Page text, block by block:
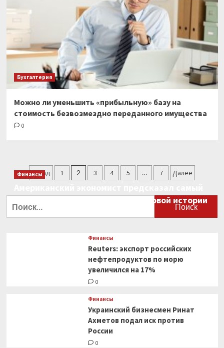
реквизитов
карты
Бухгалтерия
Можно ли уменьшить «прибыльную» базу на
стоимость безвозмездно переданного имущества
0
Пагинация
Назад 1 2 3 4 5 … 7 Далее
Финансы
большой финансовый крах в мировой истории
Финансы
Reuters: экспорт российских
нефтепродуктов по морю
увеличился на 17%
0
Финансы
Украинский бизнесмен Ринат
Ахметов подал иск против
России
0